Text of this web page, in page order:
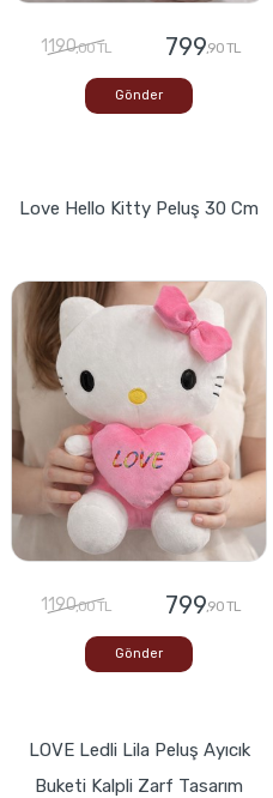
1190,00 TL 799,90 TL
Gönder
Love Hello Kitty Peluş 30 Cm
1190,00 TL 799,90 TL
Gönder
LOVE Ledli Lila Peluş Ayıcık
Buketi Kalpli Zarf Tasarım